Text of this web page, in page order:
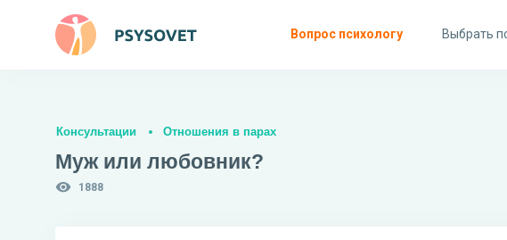
Вопрос психологу Выбрать
Консультации Отношения в парах
Муж или любовник?
1888